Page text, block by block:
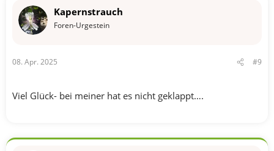
o
:
Kapernstrauch
Foren-Urgestein
08. Apr. 2025 #9
Viel Glück- bei meiner hat es nicht geklappt….